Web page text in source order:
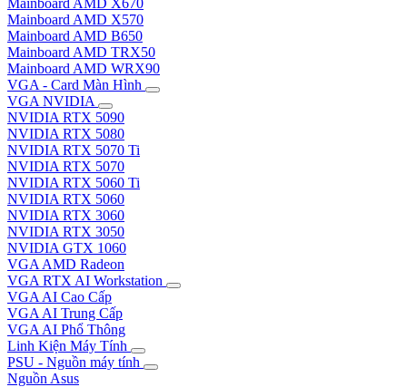
Mainboard AMD X570
Mainboard AMD B650
Mainboard AMD TRX50
Mainboard AMD WRX90
VGA - Card Màn Hình
VGA NVIDIA
NVIDIA RTX 5090
NVIDIA RTX 5080
NVIDIA RTX 5070 Ti
NVIDIA RTX 5070
NVIDIA RTX 5060 Ti
NVIDIA RTX 5060
NVIDIA RTX 3060
NVIDIA RTX 3050
NVIDIA GTX 1060
VGA AMD Radeon
VGA RTX AI Workstation
VGA AI Cao Cấp
VGA AI Trung Cấp
VGA AI Phổ Thông
Linh Kiện Máy Tính
PSU - Nguồn máy tính
Nguồn Asus